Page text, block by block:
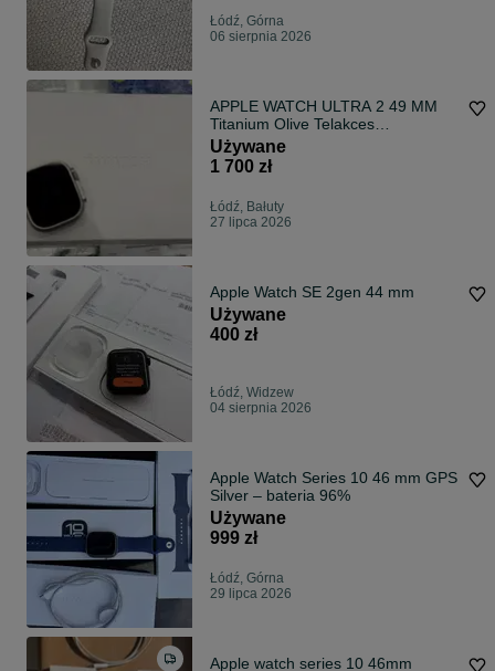
Łódź, Górna
06 sierpnia 2026
APPLE WATCH ULTRA 2 49 MM
Titanium Olive Telakces
Manufaktura
Używane
1 700 zł
Łódź, Bałuty
27 lipca 2026
Apple Watch SE 2gen 44 mm
Używane
400 zł
Łódź, Widzew
04 sierpnia 2026
Apple Watch Series 10 46 mm GPS
Silver – bateria 96%
Używane
999 zł
Łódź, Górna
29 lipca 2026
Apple watch series 10 46mm